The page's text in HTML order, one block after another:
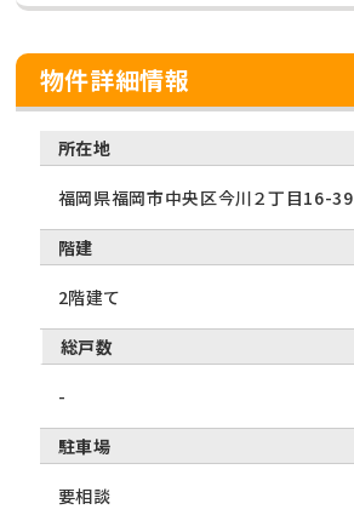
物件詳細情報
所在地
福岡県福岡市中央区今川２丁目16-39
階建
2階建て
総戸数
-
駐車場
要相談